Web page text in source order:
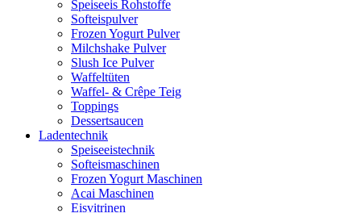
Speiseeis Rohstoffe
Softeispulver
Frozen Yogurt Pulver
Milchshake Pulver
Slush Ice Pulver
Waffeltüten
Waffel- & Crêpe Teig
Toppings
Dessertsaucen
Ladentechnik
Speiseeistechnik
Softeismaschinen
Frozen Yogurt Maschinen
Acai Maschinen
Eisvitrinen